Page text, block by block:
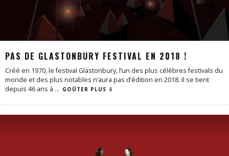
PAS DE GLASTONBURY FESTIVAL EN 2018 !
Créé en 1970, le festival Glastonbury, l’un des plus célèbres festivals du
monde et des plus notables n’aura pas d’édition en 2018. Il se tient
depuis 46 ans à ... GOÛTER PLUS ⇩